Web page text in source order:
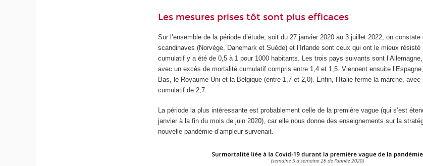
Les mesures prises tôt sont plus efficaces
Sur l’ensemble de la période d’étude, soit du 27 janvier 2020 au 3 juillet 2022, on
scandinaves (Norvège, Danemark et Suède) et l’Irlande sont ceux qui ont le mieux résisté
cumulatif y a été de 0,5 à 1 pour 1000 habitants. Les trois pays suivants sont
avec un excès de mortalité cumulatif compris entre 1,4 et 1,5. Viennent ensuite
Bas, le Royaume-Uni et la Belgique (entre 1,7 et 2,0). Enfin, l’Italie ferme la marche,
cumulatif de 2,7.
La période la plus intéressante est probablement celle de la première vague (qui s’est
janvier à la fin du mois de juin 2020), car elle nous donne des enseignements sur la
nouvelle pandémie d’ampleur survenait.